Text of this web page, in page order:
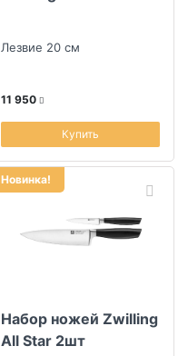
Лезвие 20 см
11 950
Купить
Новинка!
Набор ножей Zwilling
All Star 2шт